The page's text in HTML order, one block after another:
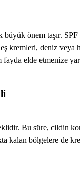
önem taşır.
kremleri, deniz
elde etmenize
Bu süre, cildin
kalan bölgelere de